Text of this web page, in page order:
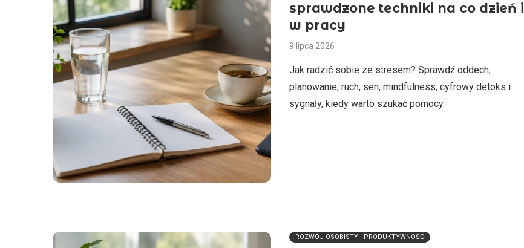
sprawdzone techniki na co dzień i
w pracy
9 lipca 2026
Jak radzić sobie ze stresem? Sprawdź oddech,
planowanie, ruch, sen, mindfulness, cyfrowy detoks i
sygnały, kiedy warto szukać pomocy.
ROZWÓJ OSOBISTY I PRODUKTYWNOŚĆ